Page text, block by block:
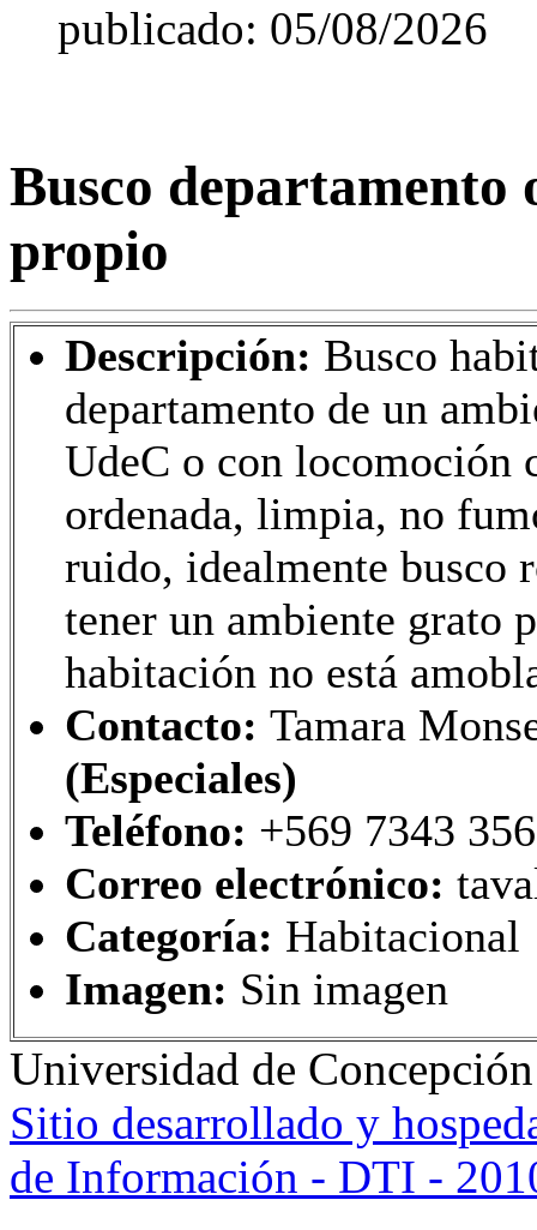
publicado: 05/08/2026
Busco departamento
propio
Descripción: Busco
departamento de un
UdeC o con locomoción
ordenada, limpia, no
ruido, idealmente busco
tener un ambiente grato
habitación no está
Contacto: Tamara
(Especiales)
Teléfono: +569 7343
Correo electrónico:
Categoría: Habitacional
Imagen: Sin imagen
Universidad de
Sitio desarrollado y
de Información - DTI -